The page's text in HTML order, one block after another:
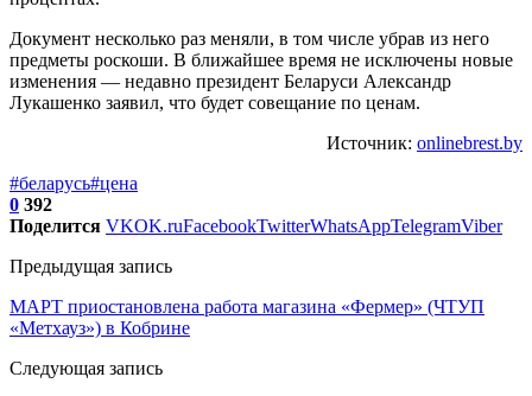
Документ несколько раз меняли, в том числе убрав из него
предметы роскоши. В ближайшее время не исключены новые
изменения — недавно президент Беларуси Александр
Лукашенко заявил, что будет совещание по ценам.
Источник: onlinebrest.by
#беларусь#цена
0 392
Поделится VKOK.ruFacebookTwitterWhatsAppTelegramViber
Предыдущая запись
МАРТ приостановлена работа магазина «Фермер» (ЧТУП
«Метхауз») в Кобрине
Следующая запись